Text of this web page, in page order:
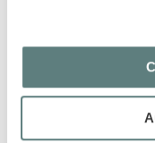
weihnachtlichen Motiven,
16,45 €